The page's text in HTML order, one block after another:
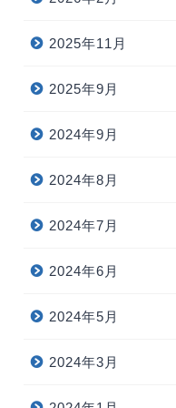
2025年11月
2025年9月
2024年9月
2024年8月
2024年7月
2024年6月
2024年5月
2024年3月